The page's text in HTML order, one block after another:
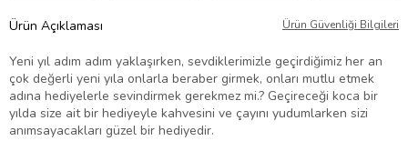
Ürün Açıklaması Ürün Güvenliği Bilgileri
Yeni yıl adım adım yaklaşırken, sevdiklerimizle geçirdiğimiz her an
çok değerli yeni yıla onlarla beraber girmek, onları mutlu etmek
adına hediyelerle sevindirmek gerekmez mi.? Geçireceği koca bir
yılda size ait bir hediyeyle kahvesini ve çayını yudumlarken sizi
anımsayacakları güzel bir hediyedir.